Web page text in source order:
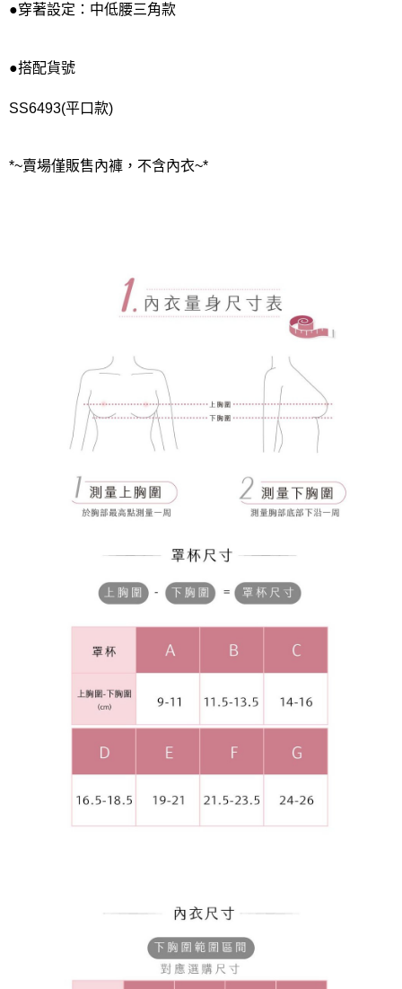
●穿著設定：中低腰三角款
●搭配貨號
SS6493(平口款)
*~賣場僅販售內褲，不含內衣~*